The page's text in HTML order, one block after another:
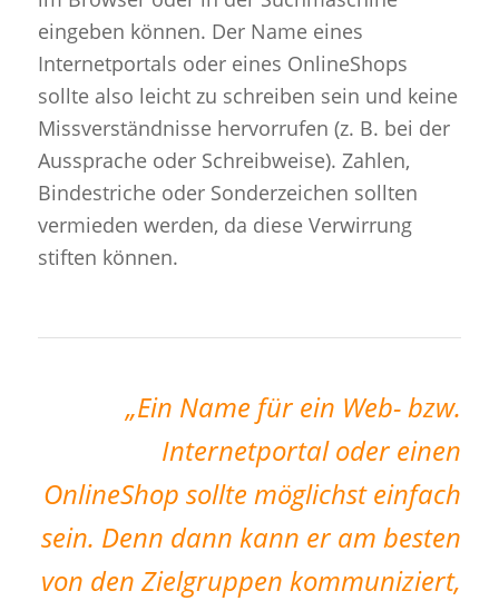
eingeben können. Der Name eines
Internetportals oder eines OnlineShops
sollte also leicht zu schreiben sein und keine
Missverständnisse hervorrufen (z. B. bei der
Aussprache oder Schreibweise). Zahlen,
Bindestriche oder Sonderzeichen sollten
vermieden werden, da diese Verwirrung
stiften können.
„Ein Name für ein Web- bzw.
Internetportal oder einen
OnlineShop sollte möglichst einfach
sein. Denn dann kann er am besten
von den Zielgruppen kommuniziert,